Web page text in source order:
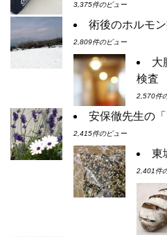
3,375件のビュー
術後のホルモ
2,809件のビュー
大
検査
2,570件
安保徹先生の
2,415件のビュー
東
2,401件